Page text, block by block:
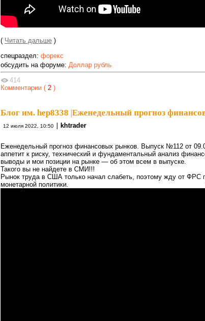
( Читать дальше )
спецраздел: форекс
обсудить на форуме: Доллар рубль
414
Комментарии ( 2 )
Блог им. hep8338 |Еженедельный прогноз
12 июля 2022, 10:50 khtrader
Еженедельный прогноз финансовых рынков. Выпуск №112 от
аппетит к риску, технический и фундаментальный анализ
выводы и мои позиции на рынке — об этом всем в выпуске.
Такого вы не найдете в СМИ!!!
Рынок труда в США только начал слабеть, поэтому жду от ФРС
монетарной политики.